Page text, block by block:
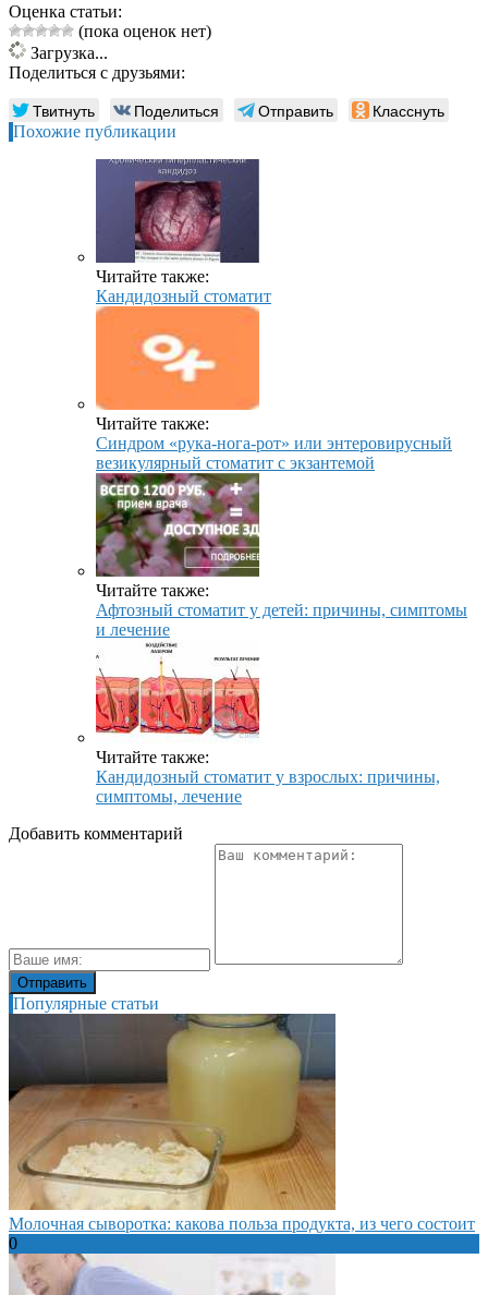
Оценка статьи:
(пока оценок нет)
Загрузка...
Поделиться с друзьями:
Твитнуть Поделиться Отправить Класснуть
Похожие публикации
Читайте также:
Кандидозный стоматит
Читайте также:
Синдром «рука-нога-рот» или энтеровирусный
везикулярный стоматит с экзантемой
Читайте также:
Афтозный стоматит у детей: причины, симптомы
и лечение
Читайте также:
Кандидозный стоматит у взрослых: причины,
симптомы, лечение
Добавить комментарий
Популярные статьи
Молочная сыворотка: какова польза продукта, из чего состоит
0